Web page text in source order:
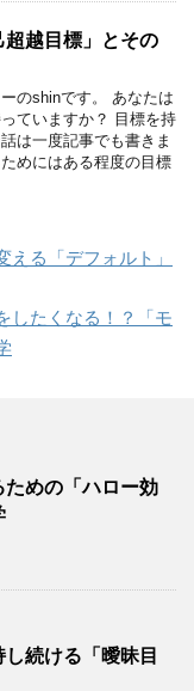
越目標」とその
のshinです。 あなたは
ていますか？ 目標を持
は一度記事でも書きま
めにはある程度の目標
る「デフォルト」
したくなる！？「モ
めの「ハロー効
続ける「曖昧目